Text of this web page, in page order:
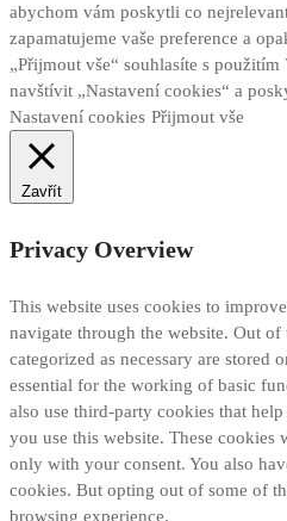
abychom vám poskytli co
zapamatujeme vaše preference a
„Přijmout vše“ souhlasíte s
navštívit „Nastavení cookies“ a
Nastavení cookies Přijmout vše
Zavřít
Privacy Overview
This website uses cookies to
navigate through the website. Out of
categorized as necessary are stored
essential for the working of basic
also use third-party cookies that
you use this website. These
only with your consent. You also
cookies. But opting out of some of
browsing experience.